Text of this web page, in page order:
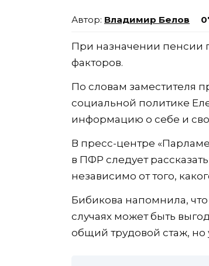
Владимир Белов
При назначении пенсии
факторов.
По словам заместителя
социальной политике
информацию о себе и
В пресс-центре
в ПФР следует
независимо от того,
Бибикова напомнила,
случаях может быть
общий трудовой стаж,